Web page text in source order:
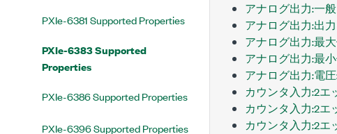
PXIe-6381 Supported Properties
PXIe-6383 Supported
Properties
PXIe-6386 Supported Properties
PXIe-6396 Supported Properties
アナログ出力:一
アナログ出力:出
アナログ出力:最
アナログ出力:最
アナログ出力:電
カウンタ入力:2エ
カウンタ入力:2エ
カウンタ入力:2エ